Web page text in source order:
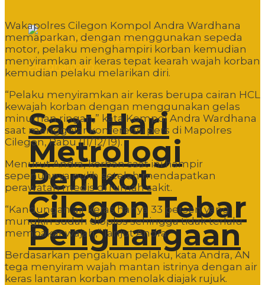
Saat Hari
Metrologi
Pemkot
Cilegon Tebar
Penghargaan
Wakapolres Cilegon Kompol Andra Wardhana
memaparkan, dengan menggunakan sepeda
motor, pelaku menghampiri korban kemudian
menyiramkan air keras tepat kearah wajah korban
kemudian pelaku melarikan diri.
“Pelaku menyiramkan air keras berupa cairan HCL
kewajah korban dengan menggunakan gelas
minuman ringan,” kata Kompol Andra Wardhana
saat menggelar konferensi pers di Mapolres
Cilegon, Rabu (11/12/19).
Menurut Andra, korban saat ini hampir
sepenuhnya pulih setelah mendapatkan
perawatan medis di rumah sakit.
“Kandungan air keras hanya 33 persen yang
mungkin sudah dioplos sehingga tidak terlalu
membakar wajah,” lanjut Andra.
Berdasarkan pengakuan pelaku, kata Andra, AN
tega menyiram wajah mantan istrinya dengan air
keras lantaran korban menolak diajak rujuk.